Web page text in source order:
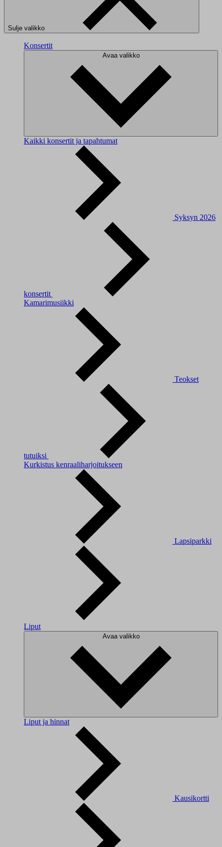
Sulje valikko
Konsertit
Avaa valikko
Kaikki konsertit ja tapahtumat
Syksyn 2026
konsertit
Kamarimusiikki
Teokset
tutuiksi
Kurkistus kenraaliharjoitukseen
Lapsiparkki
Liput
Avaa valikko
Liput ja hinnat
Kausikortti